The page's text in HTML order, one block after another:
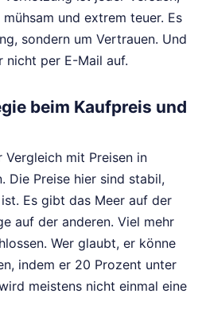
und extrem teuer. Es
sondern um Vertrauen. Und
nicht per E-Mail auf.
beim Kaufpreis und
Vergleich mit Preisen in
Die Preise hier sind stabil,
Es gibt das Meer auf der
auf der anderen. Viel mehr
Wer glaubt, er könne
indem er 20 Prozent unter
meistens nicht einmal eine